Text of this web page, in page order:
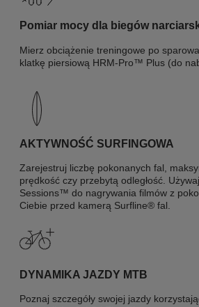
Pomiar mocy dla biegów
Mierz obciążenie treningowe po
klatkę piersiową HRM-Pro™ Plus (do
AKTYWNOŚĆ SURFINGOWA
Zarejestruj liczbę pokonanych fal,
prędkość czy przebytą odległość.
Sessions™ do nagrywania filmów z
Ciebie przed kamerą Surfline® fal.
DYNAMIKA JAZDY MTB
Poznaj szczegóły swojej jazdy